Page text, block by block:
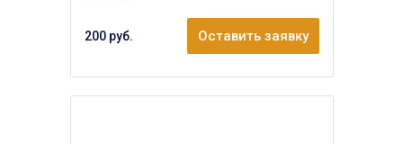
200 руб. Оставить заявку